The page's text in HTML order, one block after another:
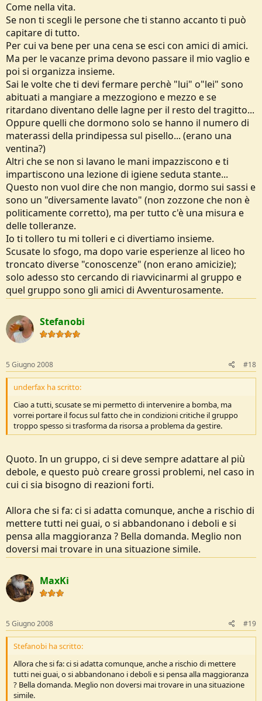
Come nella vita.
Se non ti scegli le persone che ti stanno accanto ti può
capitare di tutto.
Per cui va bene per una cena se esci con amici di amici.
Ma per le vacanze prima devono passare il mio vaglio e
poi si organizza insieme.
Sai le volte che ti devi fermare perchè "lui" o"lei" sono
abituati a mangiare a mezzogiono e mezzo e se
ritardano diventano delle lagne per il resto del tragitto...
Oppure quelli che dormono solo se hanno il numero di
materassi della prindipessa sul pisello... (erano una
ventina?)
Altri che se non si lavano le mani impazziscono e ti
impartiscono una lezione di igiene seduta stante...
Questo non vuol dire che non mangio, dormo sui sassi e
sono un "diversamente lavato" (non zozzone che non è
politicamente corretto), ma per tutto c'è una misura e
delle tolleranze.
Io ti tollero tu mi tolleri e ci divertiamo insieme.
Scusate lo sfogo, ma dopo varie esperienze al liceo ho
troncato diverse "conoscenze" (non erano amicizie);
solo adesso sto cercando di riavvicinarmi al gruppo e
quel gruppo sono gli amici di Avventurosamente.
Stefanobi
5 Giugno 2008 #18
underfax ha scritto:
Ciao a tutti, scusate se mi permetto di intervenire a bomba, ma
vorrei portare il focus sul fatto che in condizioni critiche il gruppo
troppo spesso si trasforma da risorsa a problema da gestire.
Quoto. In un gruppo, ci si deve sempre adattare al più
debole, e questo può creare grossi problemi, nel caso in
cui ci sia bisogno di reazioni forti.
Allora che si fa: ci si adatta comunque, anche a rischio di
mettere tutti nei guai, o si abbandonano i deboli e si
pensa alla maggioranza ? Bella domanda. Meglio non
doversi mai trovare in una situazione simile.
MaxKi
5 Giugno 2008 #19
Stefanobi ha scritto:
Allora che si fa: ci si adatta comunque, anche a rischio di mettere
tutti nei guai, o si abbandonano i deboli e si pensa alla maggioranza
? Bella domanda. Meglio non doversi mai trovare in una situazione
simile.